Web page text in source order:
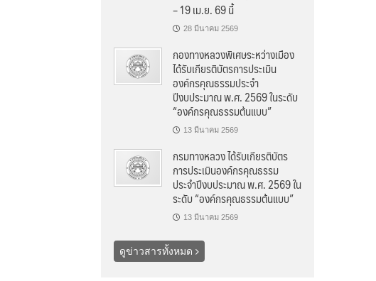
– 19 เม.ย. 69 นี้
28 มีนาคม 2569
กองทางหลวงพิเศษระหว่างเมือง
ได้รับเกียรติบัตรการประเมิน
องค์กรคุณธรรมประจำ
ปีงบประมาณ พ.ศ. 2569 ในระดับ
“องค์กรคุณธรรมต้นแบบ”
13 มีนาคม 2569
กรมทางหลวง ได้รับเกียรติบัตร
การประเมินองค์กรคุณธรรม
ประจำปีงบประมาณ พ.ศ. 2569 ใน
ระดับ “องค์กรคุณธรรมต้นแบบ”
13 มีนาคม 2569
ดูข่าวสารทั้งหมด